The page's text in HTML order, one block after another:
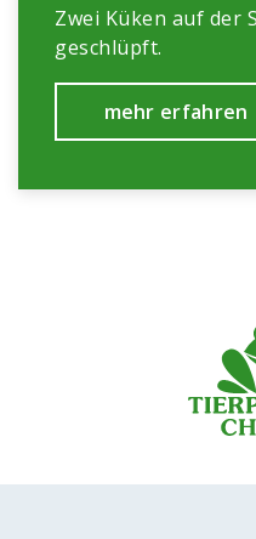
Zwei Küken auf der
geschlüpft.
mehr erfahren